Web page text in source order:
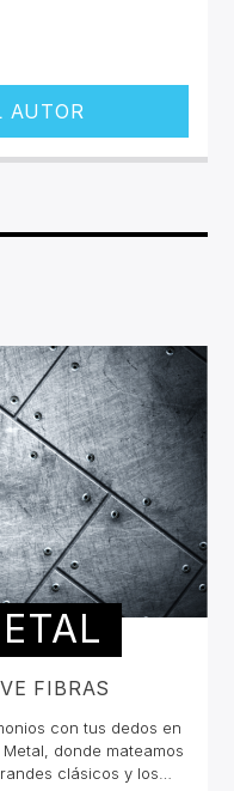
AUTOR
FIBRAS
con tus dedos en
donde mateamos
clásicos y los